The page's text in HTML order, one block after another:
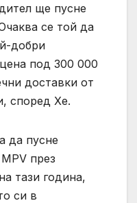
ще пусне
се той да
добри
под 300 000
доставки от
според Хе.
да пусне
през
тази година,
си в